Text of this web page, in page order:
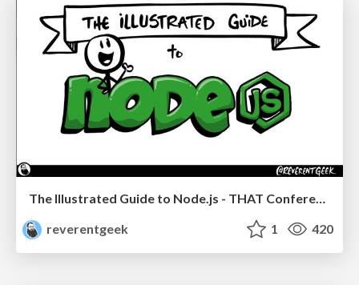
The Illustrated Guide to Node.js - THAT Conference 2024
reverentgeek
1 420